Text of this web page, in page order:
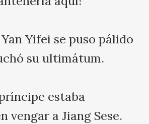
Yifei se puso pálido
su ultimátum.
estaba
vengar a Jiang Sese.